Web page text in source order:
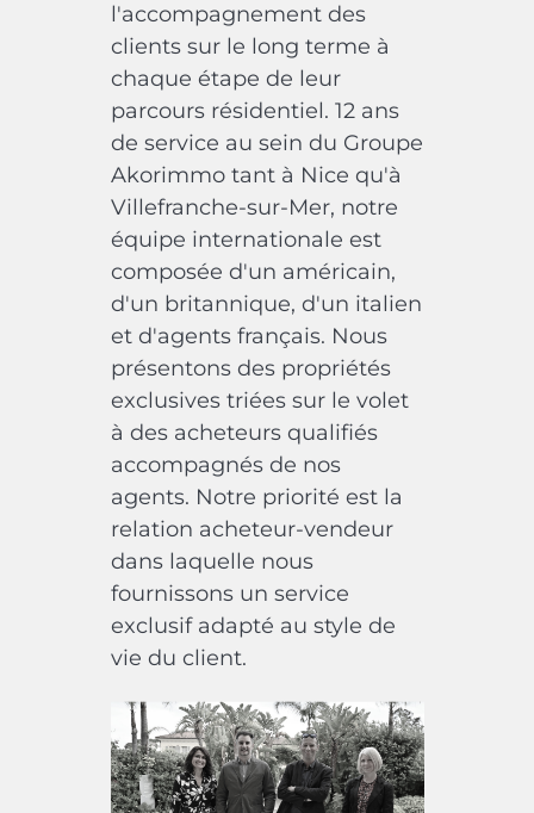
l'accompagnement des
clients sur le long terme à
chaque étape de leur
parcours résidentiel. 12 ans
de service au sein du Groupe
Akorimmo tant à Nice qu'à
Villefranche-sur-Mer, notre
équipe internationale est
composée d'un américain,
d'un britannique, d'un italien
et d'agents français. Nous
présentons des propriétés
exclusives triées sur le volet
à des acheteurs qualifiés
accompagnés de nos
agents. Notre priorité est la
relation acheteur-vendeur
dans laquelle nous
fournissons un service
exclusif adapté au style de
vie du client.